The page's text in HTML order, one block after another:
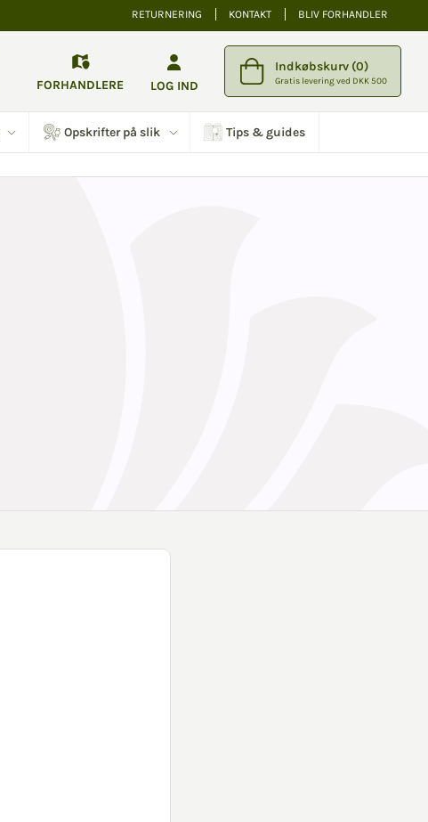
RETURNERING KONTAKT BLIV FORHANDLER
FORHANDLERE LOG IND
Indkøbskurv (0)
Gratis levering ved DKK 500
Opskrifter på slik Tips & guides